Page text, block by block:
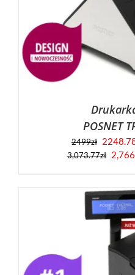
POSNET
2499zł
3,073.77zł